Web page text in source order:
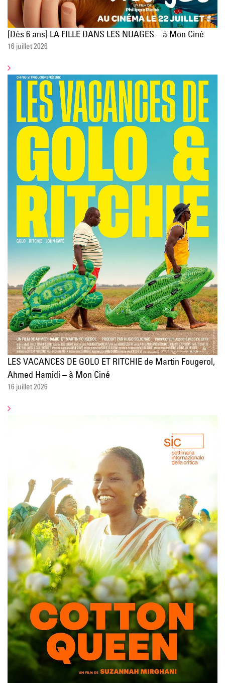
[Dès 6 ans] LA FILLE DANS LES NUAGES – à Mon Ciné
16 juillet 2026
LES VACANCES DE GOLO ET RITCHIE de Martin Fougerol,
Ahmed Hamidi – à Mon Ciné
16 juillet 2026